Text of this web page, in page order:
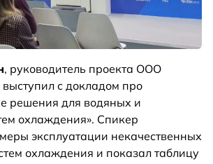
, руководитель проекта ООО
выступил с докладом про
решения для водяных и
охлаждения». Спикер
эксплуатации некачественных
охлаждения и показал таблицу